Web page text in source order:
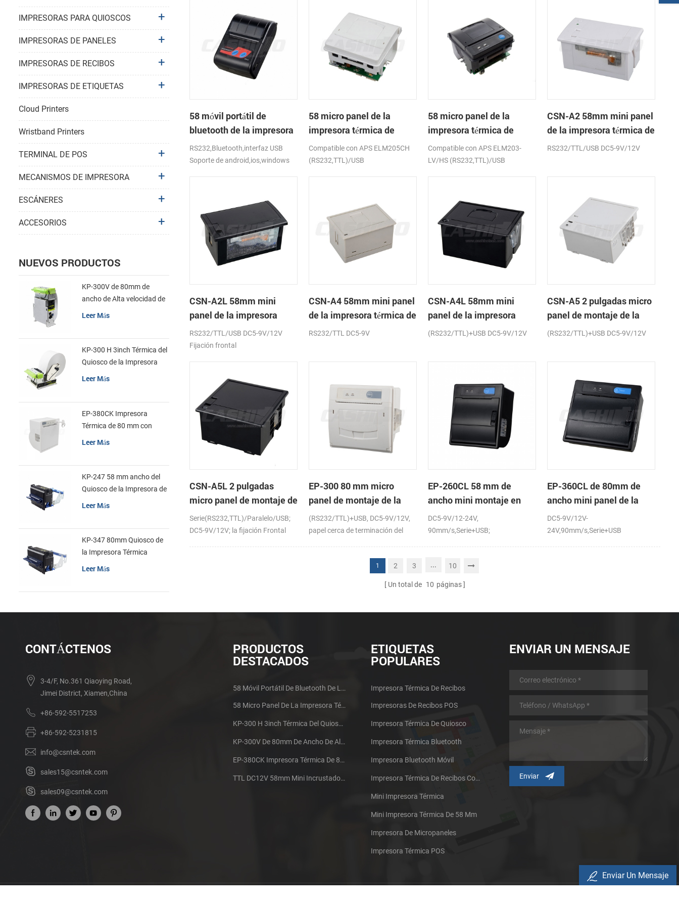
58 móvil portátil de
bluetooth de la impresora
térmica de PTP-II
RS232,Bluetooth,interfaz USB
Soporte de android,ios,windows
58 micro panel de la
impresora térmica de
recibos CSN-A1
Compatible con APS ELM205CH
(RS232,TTL)/USB
58 micro panel de la
impresora térmica de
recibos CSN-A1K
Compatible con APS ELM203-
LV/HS (RS232,TTL)/USB
CSN-A2 58mm mini panel
de la impresora térmica de
recibos
RS232/TTL/USB DC5-9V/12V
CSN-A2L 58mm mini
panel de la impresora
térmica de recibos
RS232/TTL/USB DC5-9V/12V
Fijación frontal
CSN-A4 58mm mini panel
de la impresora térmica de
recibos
RS232/TTL DC5-9V
CSN-A4L 58mm mini
panel de la impresora
térmica de recibos
(RS232/TTL)+USB DC5-9V/12V
CSN-A5 2 pulgadas micro
panel de montaje de la
impresora térmica de
(RS232/TTL)+USB DC5-9V/12V
CSN-A5L 2 pulgadas
micro panel de montaje de
la impresora térmica de
recibos
Serie(RS232,TTL)/Paralelo/USB;
DC5-9V/12V; la fijación Frontal
EP-300 80 mm micro
panel de montaje de la
impresora térmica de
recibos
(RS232/TTL)+USB, DC5-9V/12V,
papel cerca de terminación del
EP-260CL 58 mm de
ancho mini montaje en
panel de la impresora
térmica con auto-cortador
DC5-9V/12-24V,
90mm/s,Serie+USB;
EP-360CL de 80mm de
ancho mini panel de la
impresora térmica con
auto-cortador
DC5-9V/12V-
24V,90mm/s,Serie+USB
1 2 3 ... 10
Un total de 10 páginas
IMPRESORAS PARA QUIOSCOS
IMPRESORAS DE PANELES
IMPRESORAS DE RECIBOS
IMPRESORAS DE ETIQUETAS
Cloud Printers
Wristband Printers
TERMINAL DE POS
MECANISMOS DE IMPRESORA
ESCÁNERES
ACCESORIOS
NUEVOS PRODUCTOS
KP-300V de 80mm de
ancho de Alta velocidad de
la Impresora Térmica del
Leer Más
KP-300 H 3inch Térmica del
Quiosco de la Impresora
Módulo de
Leer Más
EP-380CK Impresora
Térmica de 80 mm con
Leer Más
KP-247 58 mm ancho del
Quiosco de la Impresora de
Leer Más
KP-347 80mm Quiosco de
la Impresora Térmica
Leer Más
CONTÁCTENOS
3-4/F, No.361 Qiaoying Road,
Jimei District, Xiamen,China
+86-592-5517253
+86-592-5231815
info@csntek.com
sales15@csntek.com
sales09@csntek.com
PRODUCTOS
DESTACADOS
58 Móvil Portátil De Bluetooth De La Impresora Térmica De PTP-II
58 Micro Panel De La Impresora Térmica De Recibos CSN-A1
KP-300 H 3inch Térmica Del Quiosco De La Impresora Módulo De
KP-300V De 80mm De Ancho De Alta Velocidad De La Impresora Térmica Del Quiosco
EP-380CK Impresora Térmica De 80 Mm Con Bloqueo De La Tapa
TTL DC12V 58mm Mini Incrustado Taxi De La Impresora Térmica De Recibos
ETIQUETAS
POPULARES
Impresora Térmica De Recibos
Impresoras De Recibos POS
Impresora Térmica De Quiosco
Impresora Térmica Bluetooth
Impresora Bluetooth Móvil
Impresora Térmica De Recibos Con Micropanel.
Mini Impresora Térmica
Mini Impresora Térmica De 58 Mm
Impresora De Micropaneles
Impresora Térmica POS
ENVIAR UN MENSAJE
Enviar Un Mensaje